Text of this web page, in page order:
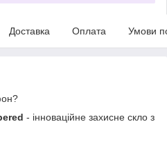
Доставка Оплата Умови
- інноваційне захисне скло з